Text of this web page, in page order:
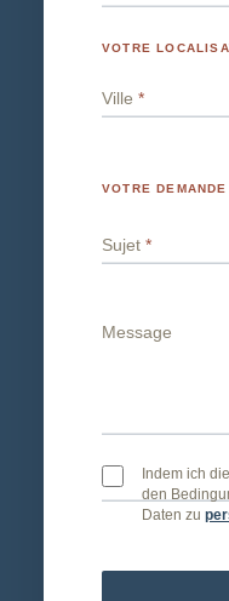
VOTRE
Ville *
VOTRE DEMANDE
Sujet *
Message
Indem ich
den
Daten zu